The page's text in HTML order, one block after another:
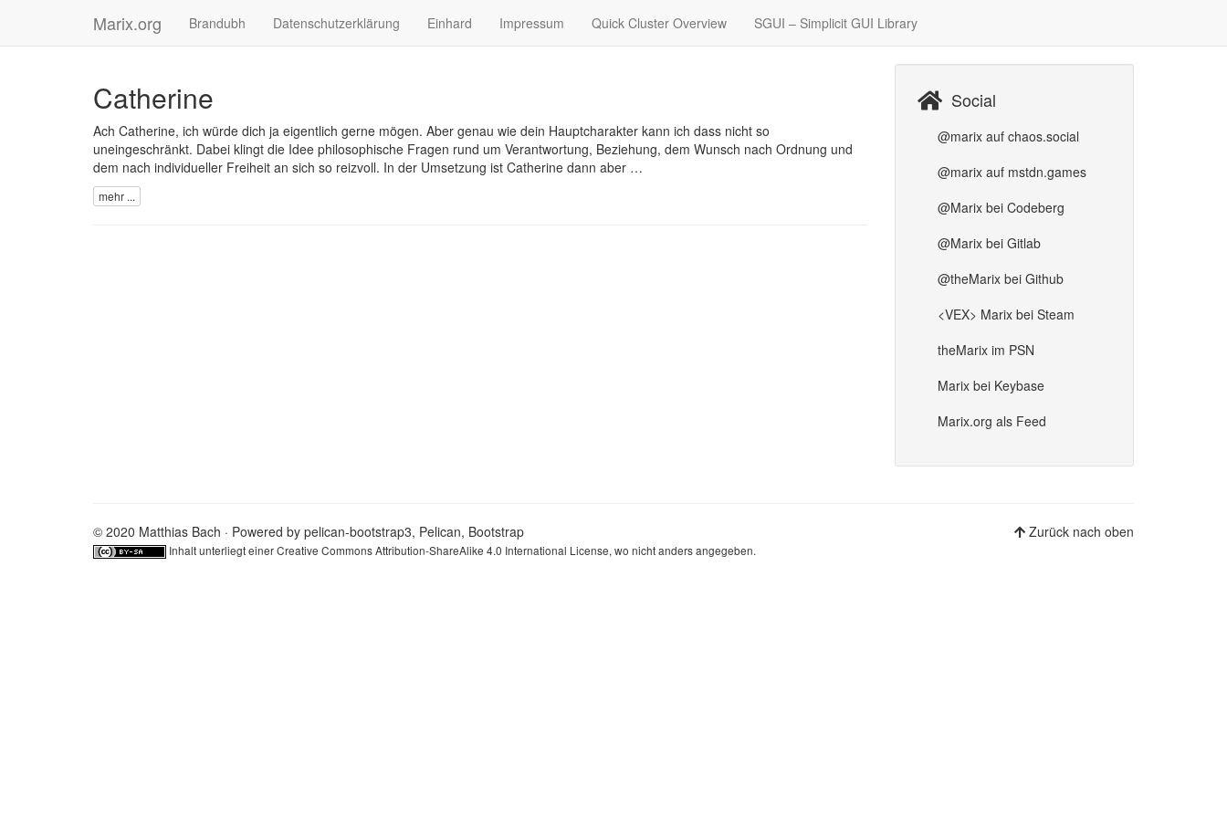
Marix.org Brandubh Datenschutzerklärung Einhard Impressum Quick Cluster Overview SGUI – Simplicit GUI Library
Catherine
Ach Catherine, ich würde dich ja eigentlich gerne mögen. Aber genau wie dein Hauptcharakter kann ich dass nicht so
uneingeschränkt. Dabei klingt die Idee philosophische Fragen rund um Verantwortung, Beziehung, dem Wunsch nach Ordnung und
dem nach individueller Freiheit an sich so reizvoll. In der Umsetzung ist Catherine dann aber …
mehr ...
Social
@marix auf chaos.social
@marix auf mstdn.games
@Marix bei Codeberg
@Marix bei Gitlab
@theMarix bei Github
<VEX> Marix bei Steam
theMarix im PSN
Marix bei Keybase
Marix.org als Feed
© 2020 Matthias Bach · Powered by pelican-bootstrap3, Pelican, Bootstrap
Inhalt unterliegt einerCreative Commons Attribution-ShareAlike 4.0 International License, wo nicht anders angegeben.
Zurück nach oben